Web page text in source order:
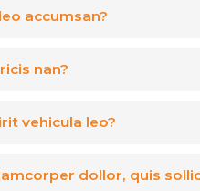
accumsan?
nan?
vehicula leo?
dollor, quis